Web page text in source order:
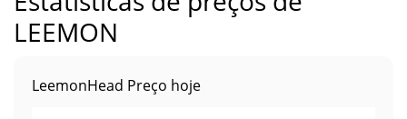
LEEMON
LeemonHead Preço hoje